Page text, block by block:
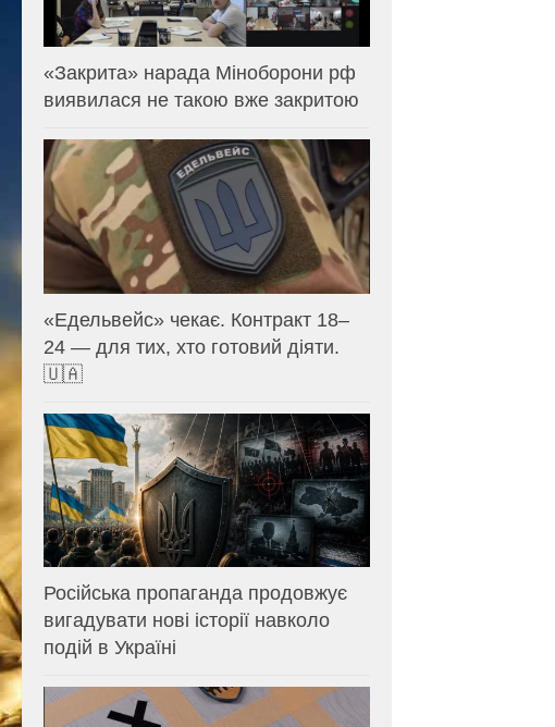
«Закрита» нарада Міноборони рф
виявилася не такою вже закритою
«Едельвейс» чекає. Контракт 18–
24 — для тих, хто готовий діяти.
🇺🇦
Російська пропаганда продовжує
вигадувати нові історії навколо
подій в Україні